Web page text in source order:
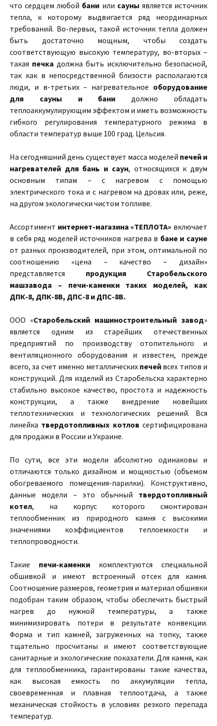
что сердцем любой бани или сауны является источник
тепла, к которому выдвигается ряд неординарных
требований. Во-первых, такой источник тепла должен
быть достаточно мощным, чтобы создать
соответствующую высокую температуру, во-вторых –
такая печка должна быть исключительно безопасной,
так как в непосредственной близости располагаются
люди, и в-третьих – нагревательное оборудование
для сауны и бани должно обладать
теплоаккумулирующим эффектом и иметь возможность
гибкого регулирования температурного режима в
области температур выше 100 град. Цельсия.
На сегодняшний день существует масса моделей печей и
нагревателей для бань и саун, относящихся к двум
основным типам – с нагревом с помощью
электрического тока и с нагревом на дровах или, реже,
на другом экологически чистом топливе.
Ассортимент интернет-магазина «ТЕПЛОТА» включает
в себя ряд моделей источников нагрева в бане и сауне
от разных производителей, при этом, оптимальной по
соотношению «цена – качество – дизайн»
представляется продукция Старобельского
машзавода – печи-каменки таких моделей, как
ДПК-8, ДПК-8В, ДПС-8 и ДПС-8В.
ООО «Старобельский машиностроительный завод»
является одним из старейших отечественных
предприятий по производству отопительного и
вентиляционного оборудования и известен, прежде
всего, за счет именно металлических печейвсех типов и
конструкций. Для изделий из Старобельска характерно
стабильно высокое качество, простота и надежность
конструкции, а также внедрение новейших
теплотехнических и технологических решений. Вся
линейка твердотопливных котлов сертифицирована
для продажи в России и Украине.
По сути, все эти модели абсолютно одинаковы и
отличаются только дизайном и мощностью (объемом
обогреваемого помещения-парилки). Конструктивно,
данные модели – это обычный твердотопливный
котел, на корпус которого смонтирован
теплообменник из природного камня с высокими
значениями коэффициентов теплоемкости и
теплопроводности.
Такие печи-каменки комплектуются специальной
обшивкой и имеют встроенный отсек для камня.
Соотношение размеров, геометрия и материал обшивки
подобран таким образом, чтобы обеспечить быстрый
нагрев до нужной температуры, а также
минимизировать потери в результате конвекции.
Форма и тип камней, загруженных на топку, также
тщательно просчитаны и имеют соответствующие
санитарные и экологические показатели. Для камня, как
для теплообменника, гарантированы такие качества,
как высокая емкость по аккумуляции тепла,
своевременная и плавная теплоотдача, а также
механическая стойкость в условиях резкого перепада
температур.